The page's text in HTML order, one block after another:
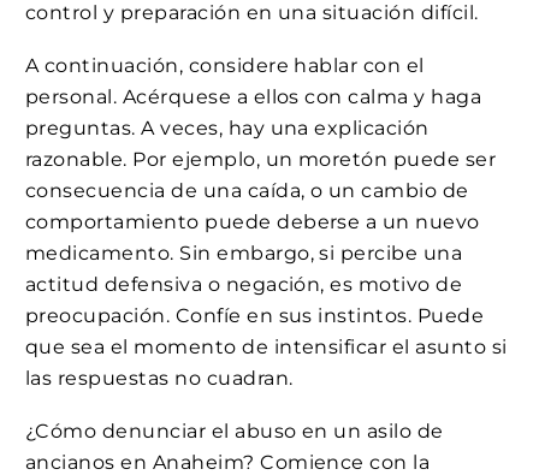
control y preparación en una situación difícil.
A continuación, considere hablar con el
personal. Acérquese a ellos con calma y haga
preguntas. A veces, hay una explicación
razonable. Por ejemplo, un moretón puede ser
consecuencia de una caída, o un cambio de
comportamiento puede deberse a un nuevo
medicamento. Sin embargo, si percibe una
actitud defensiva o negación, es motivo de
preocupación. Confíe en sus instintos. Puede
que sea el momento de intensificar el asunto si
las respuestas no cuadran.
¿Cómo denunciar el abuso en un asilo de
ancianos en Anaheim? Comience con la